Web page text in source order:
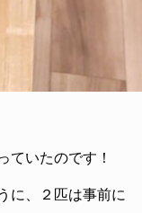
ていたのです！
に、２匹は事前に